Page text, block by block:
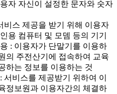
자 자신이 설정한 문자와 숫자
스 제공을 받기 위해 이용자
용 컴퓨터 및 모뎀 등의 기기
: 이용자가 단말기를 이용하
의 주전산기에 접속하여 교육
하는 정보를 이용하는 것
비스를 제공받기 위하여 이
정보원과 이용자간의 체결하